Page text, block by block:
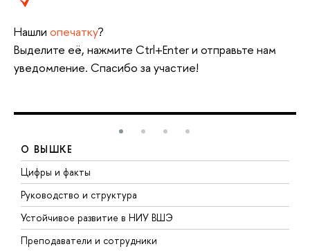
Нашли опечатку?
Выделите её, нажмите Ctrl+Enter и отправьте нам
уведомление. Спасибо за участие!
О ВЫШКЕ
Цифры и факты
Руководство и структура
Устойчивое развитие в НИУ ВШЭ
Преподаватели и сотрудники